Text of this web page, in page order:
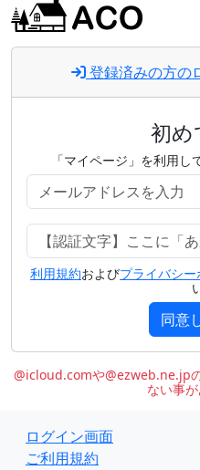
登録済みの方の
初め
「マイページ」を利用し
利用規約およびプライバシー
同意
@icloud.comや@ezweb.ne.jp
ない事が
ログイン画面
ご利用規約